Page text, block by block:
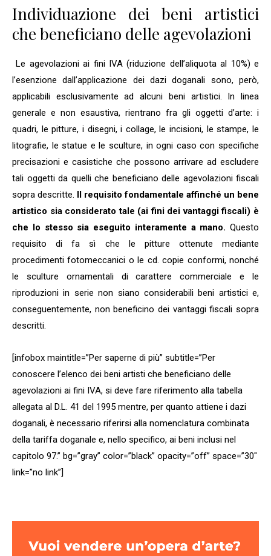
Individuazione dei beni artistici
che beneficiano delle agevolazioni
Le agevolazioni ai fini IVA (riduzione dell’aliquota al 10%) e
l’esenzione dall’applicazione dei dazi doganali sono, però,
applicabili esclusivamente ad alcuni beni artistici. In linea
generale e non esaustiva, rientrano fra gli oggetti d’arte: i
quadri, le pitture, i disegni, i collage, le incisioni, le stampe, le
litografie, le statue e le sculture, in ogni caso con specifiche
precisazioni e casistiche che possono arrivare ad escludere
tali oggetti da quelli che beneficiano delle agevolazioni fiscali
sopra descritte. Il requisito fondamentale affinché un bene
artistico sia considerato tale (ai fini dei vantaggi fiscali) è
che lo stesso sia eseguito interamente a mano. Questo
requisito di fa sì che le pitture ottenute mediante
procedimenti fotomeccanici o le cd. copie conformi, nonché
le sculture ornamentali di carattere commerciale e le
riproduzioni in serie non siano considerabili beni artistici e,
conseguentemente, non beneficino dei vantaggi fiscali sopra
descritti.
[infobox maintitle=”Per saperne di più” subtitle=”Per
conoscere l’elenco dei beni artisti che beneficiano delle
agevolazioni ai fini IVA, si deve fare riferimento alla tabella
allegata al D.L. 41 del 1995 mentre, per quanto attiene i dazi
doganali, è necessario riferirsi alla nomenclatura combinata
della tariffa doganale e, nello specifico, ai beni inclusi nel
capitolo 97.” bg=”gray” color=”black” opacity=”off” space=”30″
link=”no link”]